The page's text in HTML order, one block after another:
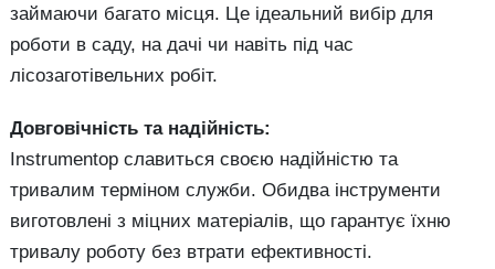
займаючи багато місця. Це ідеальний вибір для
роботи в саду, на дачі чи навіть під час
лісозаготівельних робіт.
Довговічність та надійність:
Instrumentop славиться своєю надійністю та
тривалим терміном служби. Обидва інструменти
виготовлені з міцних матеріалів, що гарантує їхню
тривалу роботу без втрати ефективності.